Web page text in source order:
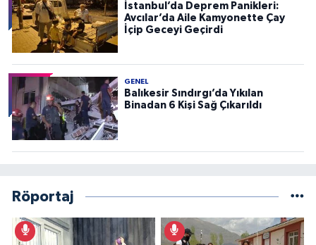
İstanbul’da Deprem Panikleri:
Avcılar’da Aile Kamyonette Çay
İçip Geceyi Geçirdi
GENEL
Balıkesir Sındırgı’da Yıkılan
Binadan 6 Kişi Sağ Çıkarıldı
Röportaj